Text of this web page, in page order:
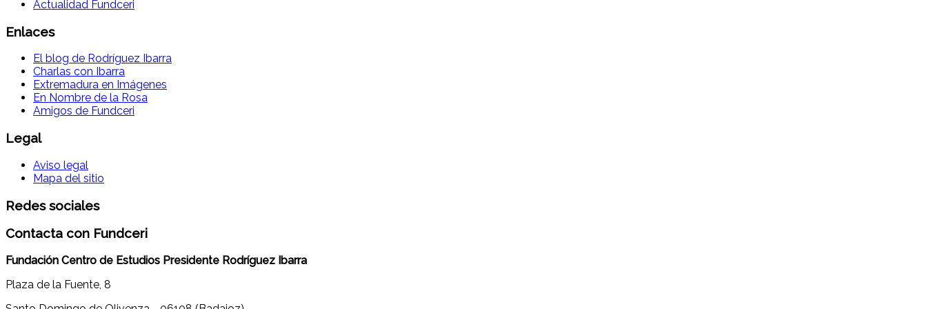
Actualidad Fundceri
Enlaces
El blog de Rodríguez Ibarra
Charlas con Ibarra
Extremadura en Imágenes
En Nombre de la Rosa
Amigos de Fundceri
Legal
Aviso legal
Mapa del sitio
Redes sociales
Contacta con Fundceri
Fundación Centro de Estudios Presidente Rodríguez Ibarra
Plaza de la Fuente, 8